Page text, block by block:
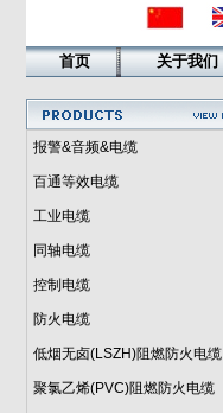
首页 关于我们
报警&音频&电缆
百通等效电缆
工业电缆
同轴电缆
控制电缆
防火电缆
低烟无卤(LSZH)阻燃防火电缆
聚氯乙烯(PVC)阻燃防火电缆